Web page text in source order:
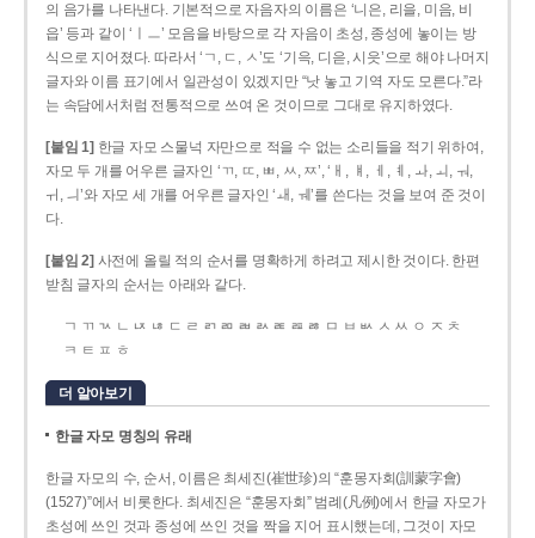
의 음가를 나타낸다. 기본적으로 자음자의 이름은 ‘니은, 리을, 미음, 비
읍’ 등과 같이 ‘ㅣㅡ’ 모음을 바탕으로 각 자음이 초성, 종성에 놓이는 방
식으로 지어졌다. 따라서 ‘ㄱ, ㄷ, ㅅ’도 ‘기윽, 디읃, 시읏’으로 해야 나머지
글자와 이름 표기에서 일관성이 있겠지만 “낫 놓고 기역 자도 모른다.”라
는 속담에서처럼 전통적으로 쓰여 온 것이므로 그대로 유지하였다.
[붙임 1] 한글 자모 스물넉 자만으로 적을 수 없는 소리들을 적기 위하여,
자모 두 개를 어우른 글자인 ‘ㄲ, ㄸ, ㅃ, ㅆ, ㅉ’, ‘ㅐ, ㅒ, ㅔ, ㅖ, ㅘ, ㅚ, ㅝ,
ㅟ, ㅢ’와 자모 세 개를 어우른 글자인 ‘ㅙ, ㅞ’를 쓴다는 것을 보여 준 것이
다.
[붙임 2] 사전에 올릴 적의 순서를 명확하게 하려고 제시한 것이다. 한편
받침 글자의 순서는 아래와 같다.
ㄱ ㄲ ㄳ ㄴ ㄵ ㄶ ㄷ ㄹ ㄺ ㄻ ㄼ ㄽ ㄾ ㄿ ㅀ ㅁ ㅂ ㅄ ㅅ ㅆ ㅇ ㅈ ㅊ
ㅋ ㅌ ㅍ ㅎ
더 알아보기
한글 자모 명칭의 유래
한글 자모의 수, 순서, 이름은 최세진(崔世珍)의 “훈몽자회(訓蒙字會)
(1527)”에서 비롯한다. 최세진은 “훈몽자회” 범례(凡例)에서 한글 자모가
초성에 쓰인 것과 종성에 쓰인 것을 짝을 지어 표시했는데, 그것이 자모